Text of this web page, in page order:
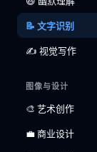
📝 文字识别
✍️ 视觉写作
图像与设计
🎨 艺术创作
💼 商业设计